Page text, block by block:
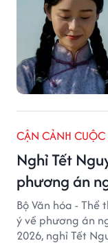
CẬN CẢNH
Nghỉ Tết
phương án
Bộ Văn hóa -
ý về phương án
2026, nghỉ Tết